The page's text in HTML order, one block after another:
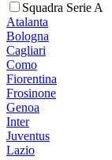
Squadra Serie A
Atalanta
Bologna
Cagliari
Como
Fiorentina
Frosinone
Genoa
Inter
Juventus
Lazio